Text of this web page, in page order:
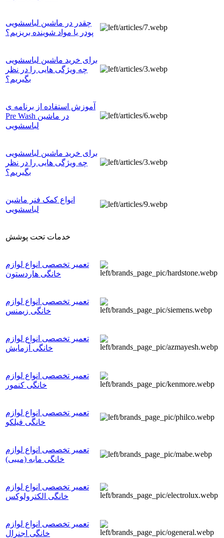
چقدر در ماشین لباسشویی
پودر یا مواد شوینده بریزیم؟
برای خرید ماشین لباسشویی
چه ویژگی هایی را در نظر
بگیریم؟
آموزش استفاده از برنامه ی
Pre Wash در ماشین
لباسشویی
برای خرید ماشین لباسشویی
چه ویژگی هایی را در نظر
بگیریم؟
انواع کمک فنر ماشین
لباسشویی
خدمات تحت پوشش
تعمیر تخصصی انواع لوازم
خانگی هاردستون
تعمیر تخصصی انواع لوازم
خانگی زیمنس
تعمیر تخصصی انواع لوازم
خانگی آزمایش
تعمیر تخصصی انواع لوازم
خانگی کنمور
تعمیر تخصصی انواع لوازم
خانگی فیلکو
تعمیر تخصصی انواع لوازم
خانگی مابه (میبی)
تعمیر تخصصی انواع لوازم
خانگی الکترولوکس
تعمیر تخصصی انواع لوازم
خانگی اجنرال